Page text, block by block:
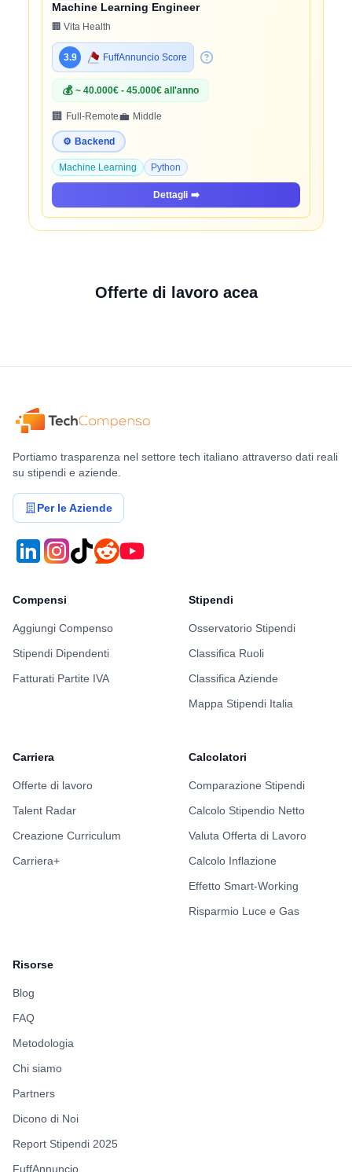
Machine Learning Engineer
🏢 Vita Health
3.9 FuffAnnuncio Score
💰 ~ 40.000€ - 45.000€ all'anno
🏢 Full-Remote💼 Middle
⚙️ Backend
Machine Learning Python
Dettagli ➡️
Offerte di lavoro acea
Portiamo trasparenza nel settore tech italiano attraverso dati reali
su stipendi e aziende.
Per le Aziende
Compensi
Aggiungi Compenso
Stipendi Dipendenti
Fatturati Partite IVA
Stipendi
Osservatorio Stipendi
Classifica Ruoli
Classifica Aziende
Mappa Stipendi Italia
Carriera
Offerte di lavoro
Talent Radar
Creazione Curriculum
Carriera+
Calcolatori
Comparazione Stipendi
Calcolo Stipendio Netto
Valuta Offerta di Lavoro
Calcolo Inflazione
Effetto Smart-Working
Risparmio Luce e Gas
Risorse
Blog
FAQ
Metodologia
Chi siamo
Partners
Dicono di Noi
Report Stipendi 2025
FuffAnnuncio